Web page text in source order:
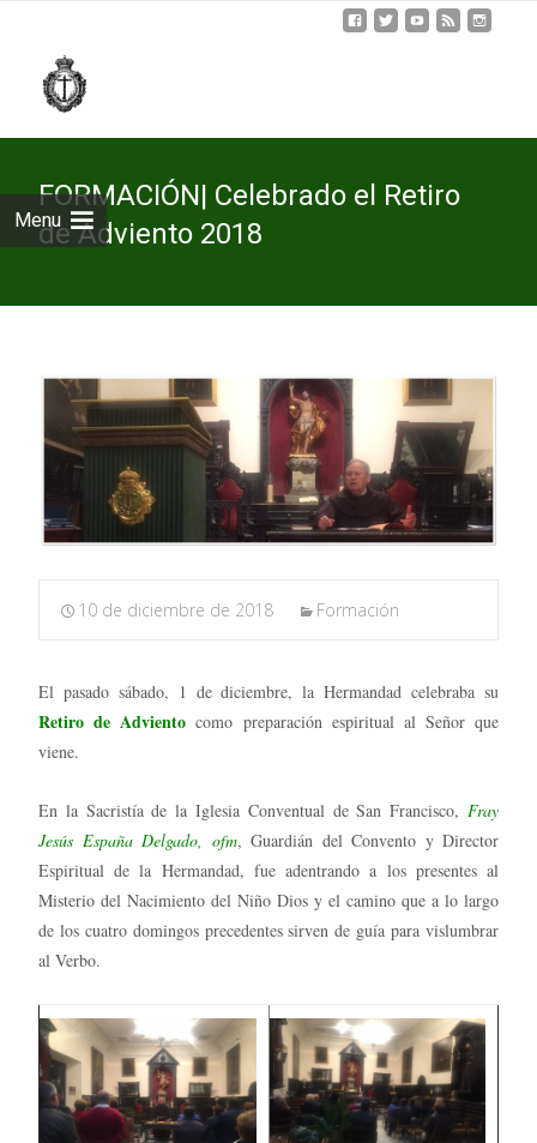
Menu
FORMACIÓN| Celebrado el Retiro
de Adviento 2018
10 de diciembre de 2018 Formación
El pasado sábado, 1 de diciembre, la Hermandad celebraba su
Retiro de Adviento como preparación espiritual al Señor que
viene.
En la Sacristía de la Iglesia Conventual de San Francisco, Fray
Jesús España Delgado, ofm, Guardián del Convento y Director
Espiritual de la Hermandad, fue adentrando a los presentes al
Misterio del Nacimiento del Niño Dios y el camino que a lo largo
de los cuatro domingos precedentes sirven de guía para vislumbrar
al Verbo.